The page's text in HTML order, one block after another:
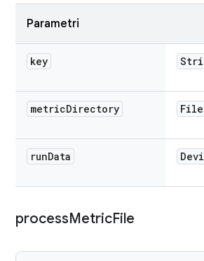
Parametri
key
metricDirectory File
runData
processMetricFile